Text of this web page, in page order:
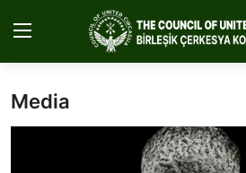
Home
Media